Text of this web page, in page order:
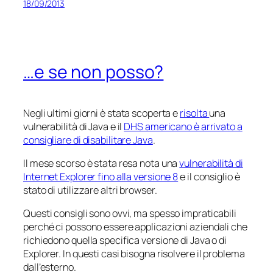
18/09/2013
…e se non posso?
Negli ultimi giorni è stata scoperta erisoltauna
vulnerabilità di Java e il DHS americano è arrivato a
consigliare di disabilitare Java.
Il mese scorso è stata resa nota unavulnerabilità di
Internet Explorer fino alla versione 8e il consiglio è
stato di utilizzare altri browser.
Questi consigli sono ovvi, ma spesso impraticabili
perché ci possono essere applicazioni aziendali che
richiedono quella specifica versione di Java o di
Explorer. In questi casi bisogna risolvere il problema
dall’esterno.